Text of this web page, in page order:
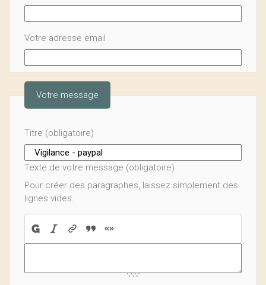
Votre adresse email
Votre message
Titre (obligatoire)
Texte de votre message (obligatoire)
Pour créer des paragraphes, laissez simplement des
lignes vides.